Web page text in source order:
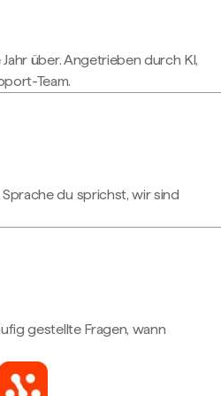
über. Angetrieben durch KI,
Team.
du sprichst, wir sind
gestellte Fragen, wann